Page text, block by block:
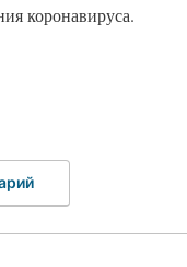
коронавируса.